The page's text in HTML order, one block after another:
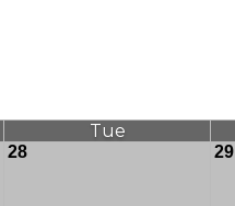
Tue
28 29